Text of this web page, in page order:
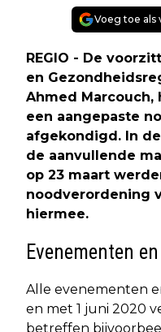
Voeg toe als
REGIO - De
en
Ahmed Marcouch,
een aangepaste
afgekondigd. In
de aanvullende
op 23 maart
noodverordening
hiermee.
Evenementen
Alle evenementen
en met 1 juni 2020
betreffen